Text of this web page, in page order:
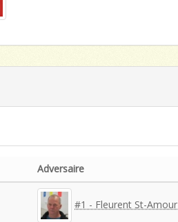
Adversaire
#1 - Fleurent St-Amour